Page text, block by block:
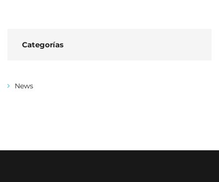
Categorías
News